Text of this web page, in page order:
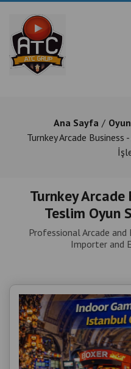
Ana Sayfa
Turnkey Arcade Business
Turnkey
Teslim Oyun
Professional Arcade
Importer and